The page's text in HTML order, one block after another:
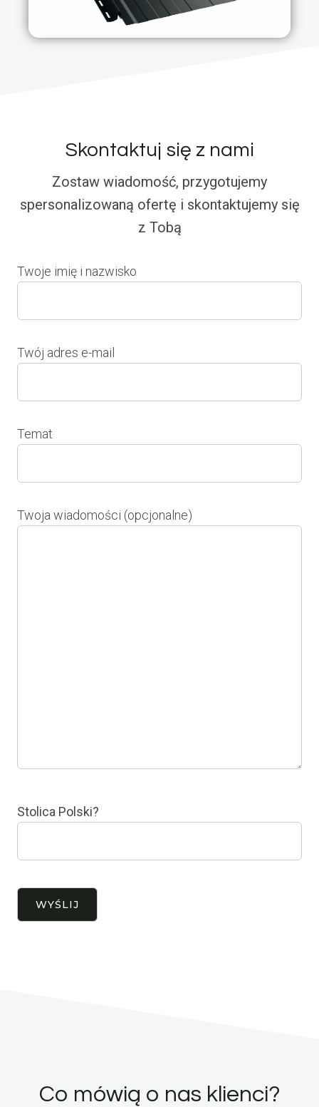
Skontaktuj się z nami
Zostaw wiadomość, przygotujemy
spersonalizowaną ofertę i skontaktujemy się
z Tobą
Twoje imię i nazwisko
Twój adres e-mail
Temat
Twoja wiadomości (opcjonalne)
Stolica Polski?
Co mówią o nas klienci?